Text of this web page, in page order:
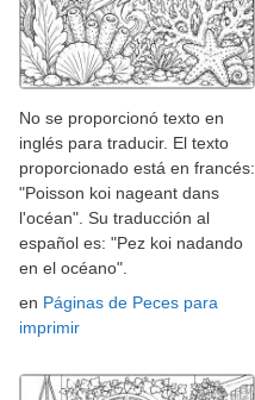
No se proporcionó texto en
inglés para traducir. El texto
proporcionado está en francés:
"Poisson koi nageant dans
l'océan". Su traducción al
español es: "Pez koi nadando
en el océano".
en Páginas de Peces para
imprimir